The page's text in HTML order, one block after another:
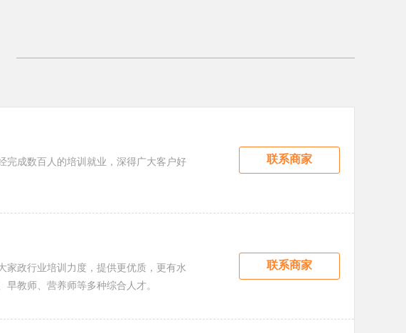
完成数百人的培训就业，深得广大客户好
联系商家
家政行业培训力度，提供更优质，更有水
教师、营养师等多种综合人才。
联系商家